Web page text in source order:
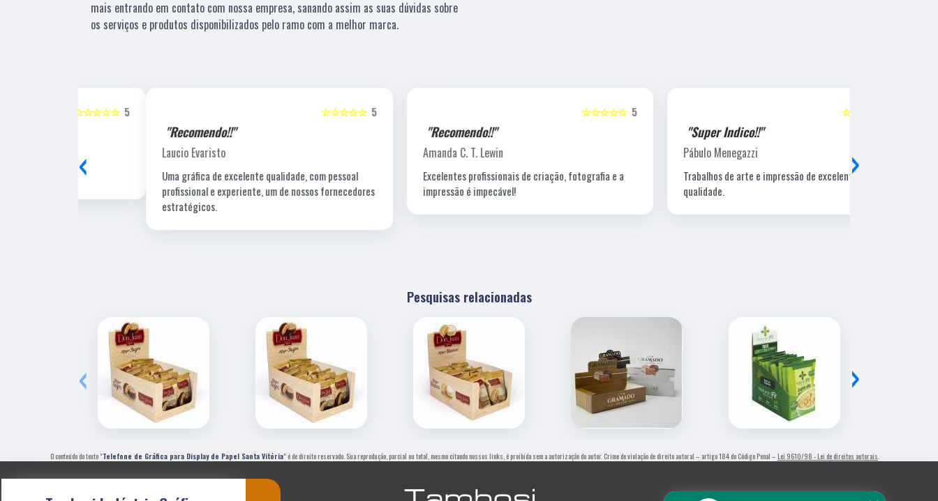
mais entrando em contato com nossa empresa, sanando assim as suas dúvidas sobre
os serviços e produtos disponibilizados pelo ramo com a melhor marca.
"Recomendo!!"
Laucio Evaristo
Uma gráfica de excelente qualidade, com pessoal
profissional e experiente, um de nossos fornecedores
"Recomendo!!"
Amanda C. T. Lewin
Excelentes profissionais de criação, fotografia e a
impressão é impecável!
"Super Indico!!"
Pábulo Menegazzi
Trabalhos de arte e impressão de excelente
‹ ›
Pesquisas relacionadas
‹ ›
O conteúdo do texto "Telefone de Gráfica para Display de Papel Santa Vitória" é de direito reservado. Sua reprodução, parcial ou total, mesmo citando nossos links, é proibida sem a autorização do autor. Crime de violação de direito autoral – artigo 184 do Código Penal – Lei 9610/98 - Lei de direitos autorais